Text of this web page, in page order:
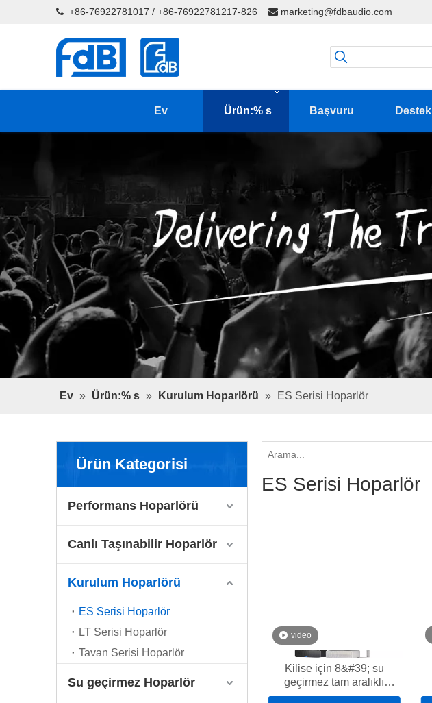
 +86-76922781017 / +86-76922781217-826  marketing@fdbaudio.com
Ev Ürün:% s Başvuru Destek
Ev » Ürün:% s » Kurulum Hoparlörü » ES Serisi Hoparlör
Ürün Kategorisi
Performans Hoparlörü
Canlı Taşınabilir Hoparlör
Kurulum Hoparlörü
ES Serisi Hoparlör
LT Serisi Hoparlör
Tavan Serisi Hoparlör
Su geçirmez Hoparlör
ES Serisi Hoparlör
video
Kilise için 8&#39; su
geçirmez tam aralıklı
hoparlör kabini